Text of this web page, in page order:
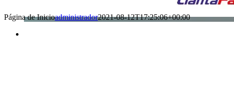
Página de Inicioadministrador2021-08-12T17:25:06+00:00